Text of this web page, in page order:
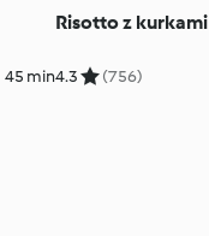
45 min
Risotto z kurkami
4.3 (756)